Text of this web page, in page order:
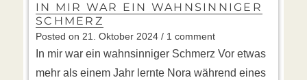
IN MIR WAR EIN WAHNSINNIGER
SCHMERZ
Posted on21. Oktober 2024 / 1 comment
In mir war ein wahnsinniger Schmerz Vor etwas
mehr als einem Jahr lernte Nora während eines